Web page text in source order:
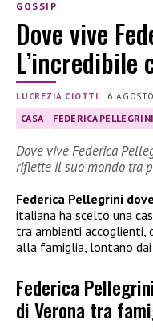
GOSSIP
Dove vive
L’incredibile
LUCREZIA CIOTTI | 6
CASA FEDERICA PELLEGRINI
Dove vive Federica
riflette il suo mondo tra
Federica Pellegrini
italiana ha scelto una
tra ambienti accoglienti,
alla famiglia, lontano
Federica
di Verona tra